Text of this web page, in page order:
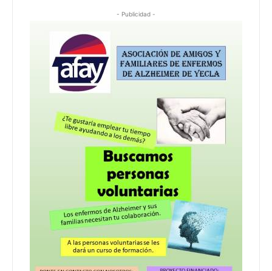
- Publicidad -